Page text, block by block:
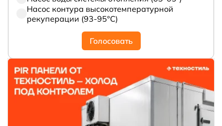
Насос контура высокотемпературной
рекуперации (93-95°С)
Голосовать